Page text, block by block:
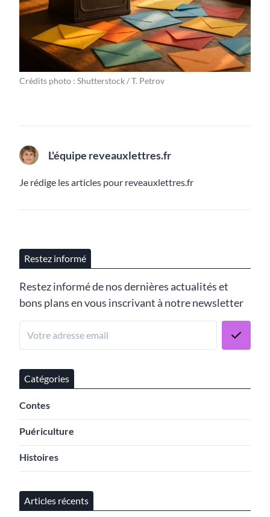
Crédits photo : Shutterstock / T. Petrov
L'équipe reveauxlettres.fr
Je rédige les articles pour reveauxlettres.fr
Restez informé
Restez informé de nos dernières actualités et
bons plans en vous inscrivant à notre newsletter
Catégories
Contes
Puériculture
Histoires
Articles récents